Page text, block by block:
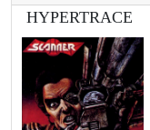
HYPERTRACE